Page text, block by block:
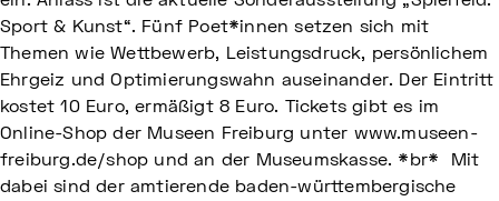
Sport & Kunst“. Fünf Poet*innen setzen sich mit
Themen wie Wettbewerb, Leistungsdruck, persönlichem
Ehrgeiz und Optimierungswahn auseinander. Der Eintritt
kostet 10 Euro, ermäßigt 8 Euro. Tickets gibt es im
Online-Shop der Museen Freiburg unter www.museen-
freiburg.de/shop und an der Museumskasse. *br* Mit
dabei sind der amtierende baden-württembergische